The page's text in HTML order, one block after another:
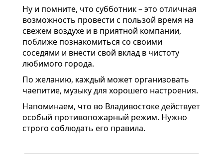
Ну и помните, что субботник – это отличная
возможность провести с пользой время на
свежем воздухе и в приятной компании,
поближе познакомиться со своими
соседями и внести свой вклад в чистоту
любимого города.
По желанию, каждый может организовать
чаепитие, музыку для хорошего настроения.
Напоминаем, что во Владивостоке действует
особый противопожарный режим. Нужно
строго соблюдать его правила.